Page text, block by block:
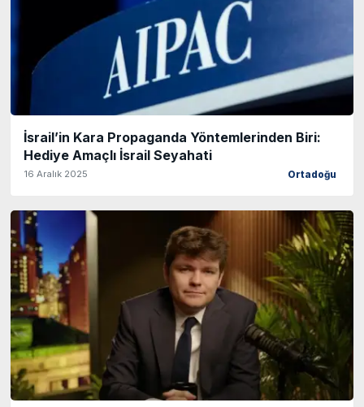
İsrail’in Kara Propaganda Yöntemlerinden Biri:
Hediye Amaçlı İsrail Seyahati
16 Aralık 2025 Ortadoğu